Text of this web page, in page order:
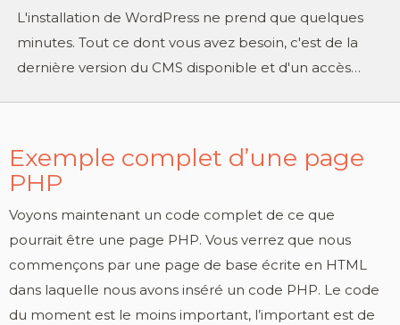
L'installation de WordPress ne prend que quelques
minutes. Tout ce dont vous avez besoin, c'est de la
dernière version du CMS disponible et d'un accès…
Exemple complet d’une page
PHP
Voyons maintenant un code complet de ce que
pourrait être une page PHP. Vous verrez que nous
commençons par une page de base écrite en HTML
dans laquelle nous avons inséré un code PHP. Le code
du moment est le moins important, l’important est de